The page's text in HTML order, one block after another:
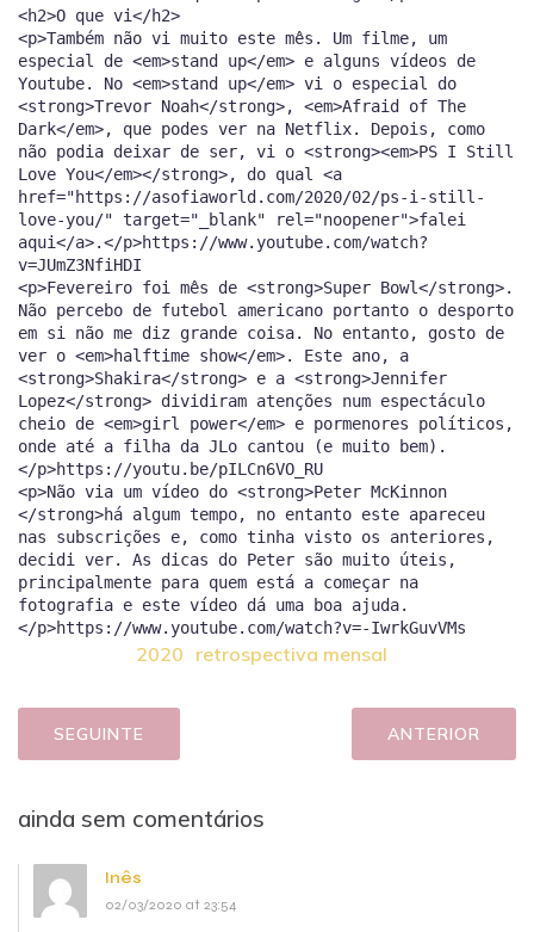
<h2>O que vi</h2>
<p>Também não vi muito este mês. Um filme, um
especial de <em>stand up</em> e alguns vídeos de
Youtube. No <em>stand up</em> vi o especial do
<strong>Trevor Noah</strong>, <em>Afraid of The
Dark</em>, que podes ver na Netflix. Depois, como
não podia deixar de ser, vi o <strong><em>PS I Still
Love You</em></strong>, do qual <a
href="https://asofiaworld.com/2020/02/ps-i-still-
love-you/" target="_blank" rel="noopener">falei
aqui</a>.</p>https://www.youtube.com/watch?
v=JUmZ3NfiHDI
<p>Fevereiro foi mês de <strong>Super Bowl</strong>.
Não percebo de futebol americano portanto o desporto
em si não me diz grande coisa. No entanto, gosto de
ver o <em>halftime show</em>. Este ano, a
<strong>Shakira</strong> e a <strong>Jennifer
Lopez</strong> dividiram atenções num espectáculo
cheio de <em>girl power</em> e pormenores políticos,
onde até a filha da JLo cantou (e muito bem).
</p>https://youtu.be/pILCn6VO_RU
<p>Não via um vídeo do <strong>Peter McKinnon
</strong>há algum tempo, no entanto este apareceu
nas subscrições e, como tinha visto os anteriores,
decidi ver. As dicas do Peter são muito úteis,
principalmente para quem está a começar na
fotografia e este vídeo dá uma boa ajuda.
2020 retrospectiva mensal
SEGUINTE ANTERIOR
ainda sem comentários
Inês
02/03/2020 at 23:54